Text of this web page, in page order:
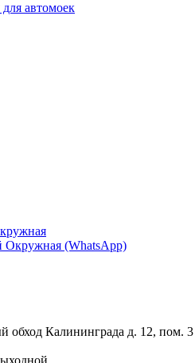
автомоек
(WhatsApp)
обход Калининграда д. 12, пом. 3